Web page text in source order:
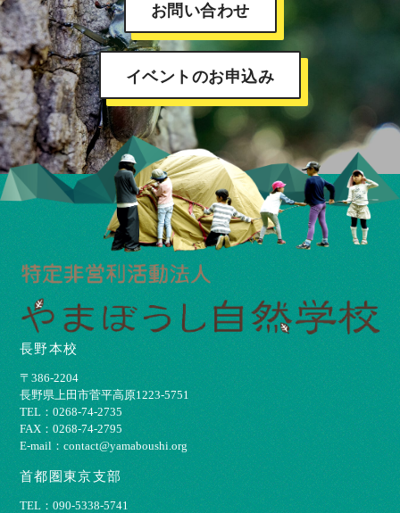
お問い合わせ
イベントのお申込み
長野本校
〒386-2204
⻑野県上⽥市菅平⾼原1223-5751
TEL：0268-74-2735
FAX：0268-74-2795
E-mail：contact@yamaboushi.org
首都圏東京支部
TEL：090-5338-5741